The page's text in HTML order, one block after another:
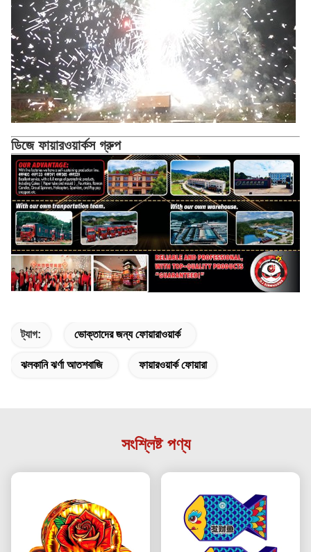
ডিজে ফায়ারওয়ার্কস গ্রুপ
ট্যাগ: ভোক্তাদের জন্য ফোয়ারাওয়ার্ক
ঝলকানি ঝর্ণা আতশবাজি ফায়ারওয়ার্ক ফোয়ারা
সংশ্লিষ্ট পণ্য